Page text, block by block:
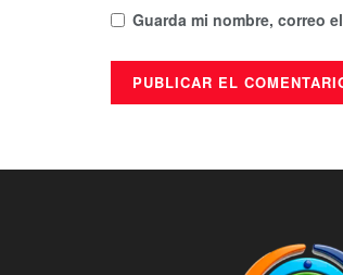
Guarda mi nombre, correo